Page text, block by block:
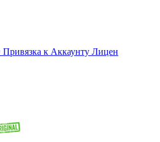
к Аккаунту Лицен